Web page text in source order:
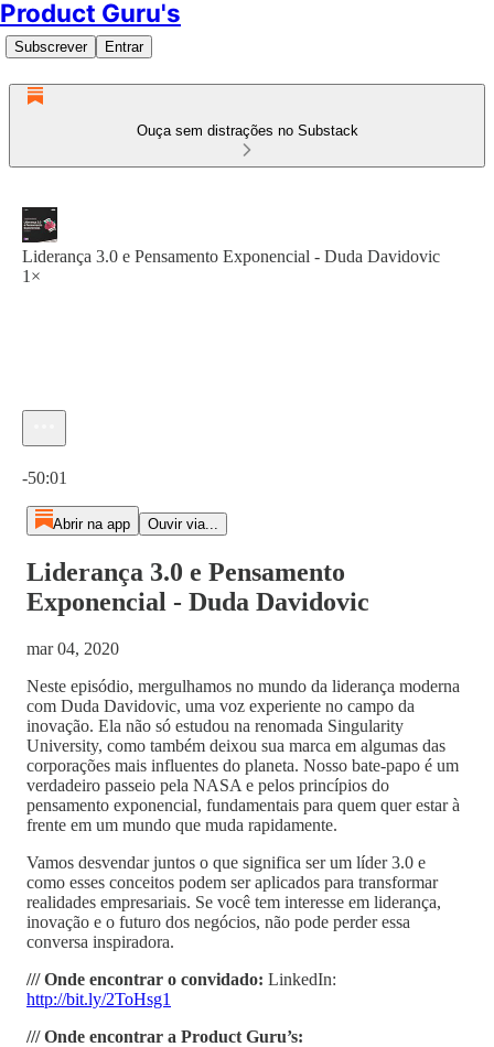
Product Guru's
Subscrever Entrar
Ouça sem distrações no Substack
Liderança 3.0 e Pensamento Exponencial - Duda Davidovic
1×
-50:01
Abrir na app Ouvir via...
Liderança 3.0 e Pensamento
Exponencial - Duda Davidovic
mar 04, 2020
Neste episódio, mergulhamos no mundo da liderança moderna
com Duda Davidovic, uma voz experiente no campo da
inovação. Ela não só estudou na renomada Singularity
University, como também deixou sua marca em algumas das
corporações mais influentes do planeta. Nosso bate-papo é um
verdadeiro passeio pela NASA e pelos princípios do
pensamento exponencial, fundamentais para quem quer estar à
frente em um mundo que muda rapidamente.
Vamos desvendar juntos o que significa ser um líder 3.0 e
como esses conceitos podem ser aplicados para transformar
realidades empresariais. Se você tem interesse em liderança,
inovação e o futuro dos negócios, não pode perder essa
conversa inspiradora.
/// Onde encontrar o convidado: LinkedIn:
http://bit.ly/2ToHsg1⁠
/// Onde encontrar a Product Guru’s: